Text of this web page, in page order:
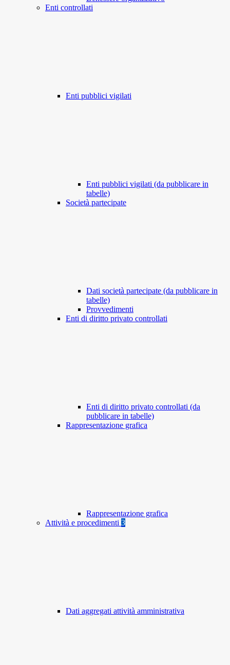
Enti controllati
Enti pubblici vigilati
Enti pubblici vigilati (da pubblicare in
tabelle)
Società partecipate
Dati società partecipate (da pubblicare in
tabelle)
Provvedimenti
Enti di diritto privato controllati
Enti di diritto privato controllati (da
pubblicare in tabelle)
Rappresentazione grafica
Rappresentazione grafica
Attività e procedimenti 3
Dati aggregati attività amministrativa